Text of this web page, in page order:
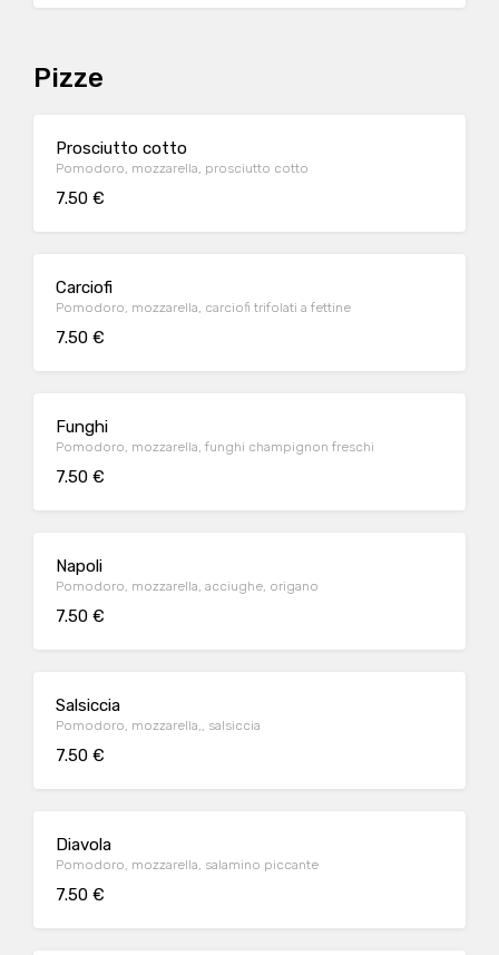
Pizze
Prosciutto cotto
Pomodoro, mozzarella, prosciutto cotto
7.50 €
Carciofi
Pomodoro, mozzarella, carciofi trifolati a fettine
7.50 €
Funghi
Pomodoro, mozzarella, funghi champignon freschi
7.50 €
Napoli
Pomodoro, mozzarella, acciughe, origano
7.50 €
Salsiccia
Pomodoro, mozzarella,, salsiccia
7.50 €
Diavola
Pomodoro, mozzarella, salamino piccante
7.50 €